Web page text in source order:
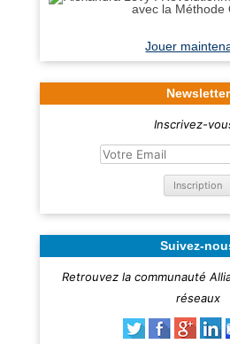
Jouer
Newsletter
Inscrivez-
Suivez-
Retrouvez la communauté
réseaux